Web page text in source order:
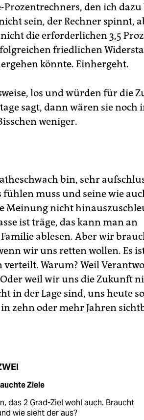
den ich dazu
sein, der Rechner spinnt,
die erforderlichen 3,5
friedlichen
könnte. Einhergeht.
los und würden für die
sagt, dann wären sie noch
weniger.
bin, sehr
muss und seine wie
Meinung nicht
ist träge, das kann man an
ablesen. Aber wir
wir uns retten wollen. Es
Warum? Weil
weil wir uns die Zukunft
in der Lage sind, uns heute
zehn oder mehr Jahren
Ziele
das 2 Grad-Ziel wohl auch. Braucht
wie sieht der aus?